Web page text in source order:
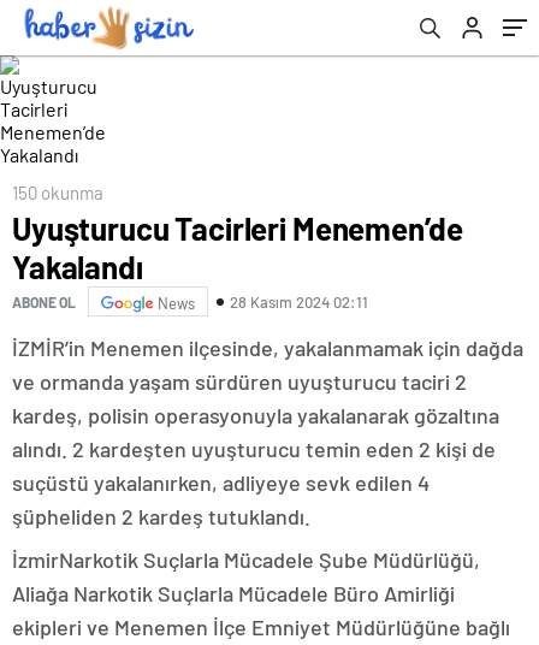
150 okunma
Uyuşturucu Tacirleri Menemen’de
Yakalandı
ABONE OL News 28 Kasım 2024 02:11
İZMİR’in Menemen ilçesinde, yakalanmamak için dağda
ve ormanda yaşam sürdüren uyuşturucu taciri 2
kardeş, polisin operasyonuyla yakalanarak gözaltına
alındı. 2 kardeşten uyuşturucu temin eden 2 kişi de
suçüstü yakalanırken, adliyeye sevk edilen 4
şüpheliden 2 kardeş tutuklandı.
İzmirNarkotik Suçlarla Mücadele Şube Müdürlüğü,
Aliağa Narkotik Suçlarla Mücadele Büro Amirliği
ekipleri ve Menemen İlçe Emniyet Müdürlüğüne bağlı